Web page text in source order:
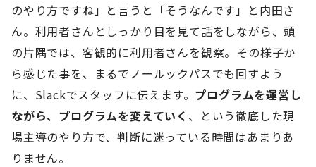
のやり方ですね」と言うと「そうなんです」と内田さ
ん。利用者さんとしっかり目を見て話をしながら、頭
の片隅では、客観的に利用者さんを観察。その様子か
ら感じた事を、まるでノールックパスでも回すよう
に、Slackでスタッフに伝えます。 プログラムを運営し
ながら、プログラムを変えていく 、という徹底した現
場主導のやり方で、判断に迷っている時間はあまりあ
りません。